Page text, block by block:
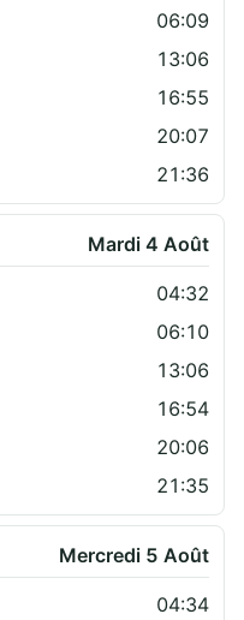
06:09
13:06
16:55
20:07
21:36
Mardi 4 Août
04:32
06:10
13:06
16:54
20:06
21:35
Mercredi 5 Août
04:34